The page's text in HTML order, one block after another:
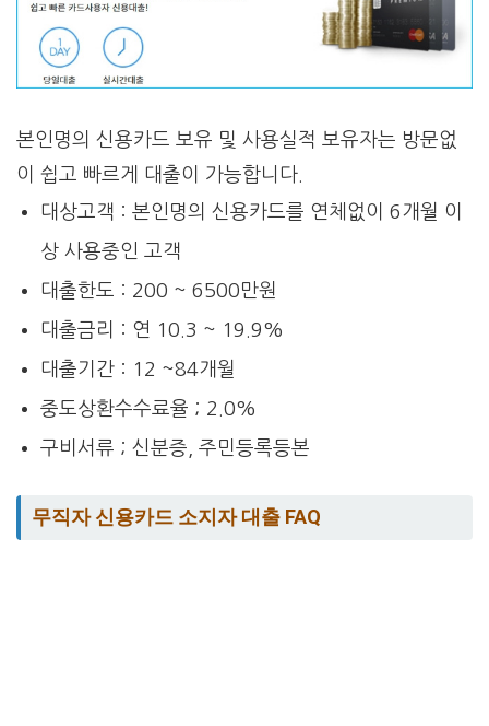
본인명의 신용카드 보유 및 사용실적 보유자는 방문없
이 쉽고 빠르게 대출이 가능합니다.
대상고객 : 본인명의 신용카드를 연체없이 6개월 이
상 사용중인 고객
대출한도 : 200 ~ 6500만원
대출금리 : 연 10.3 ~ 19.9%
대출기간 : 12 ~84개월
중도상환수수료율 ; 2.0%
구비서류 ; 신분증, 주민등록등본
무직자 신용카드 소지자 대출 FAQ